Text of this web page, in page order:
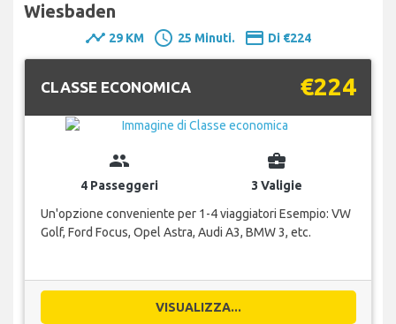
Wiesbaden
timeline 29 KM schedule 25 Minuti. payment Di €224
CLASSE ECONOMICA €224
group
4 Passeggeri
business_center
3 Valigie
Un'opzione conveniente per 1-4 viaggiatori Esempio: VW
Golf, Ford Focus, Opel Astra, Audi A3, BMW 3, etc.
VISUALIZZA...